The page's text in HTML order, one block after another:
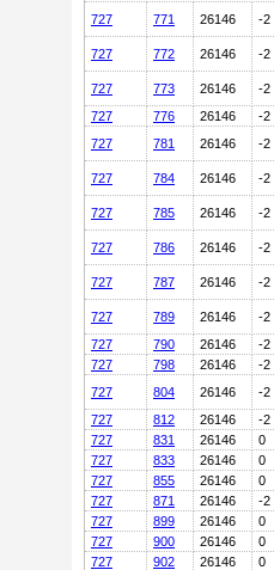
727
771 26146 -2
727 772 26146 -2
727 773 26146
-2
727
776 26146
-2
727
781 26146 -2
727 784 26146 -2
727 785 26146 -2
727 786 26146 -2
727 787 26146 -2
727 789 26146
-2
727
790 26146
-2
727
798 26146
-2
727
804 26146
-2
727
812 26146
-2
727
831 26146
0
727
833 26146
0
727
855 26146
0
727
871 26146
-2
727
899 26146
0
727
900 26146
0
727
902 26146
0